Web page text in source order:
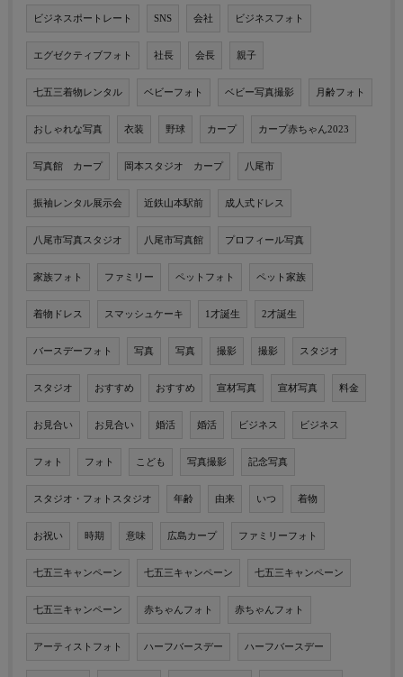
ビジネスポートレート SNS 会社 ビジネスフォト
エグゼクティブフォト 社長 会長 親子
七五三着物レンタル ベビーフォト ベビー写真撮影 月齢フォト
おしゃれな写真 衣装 野球 カープ カープ赤ちゃん2023
写真館 カープ 岡本スタジオ カープ 八尾市
振袖レンタル展示会 近鉄山本駅前 成人式ドレス
八尾市写真スタジオ 八尾市写真館 プロフィール写真
家族フォト ファミリー ペットフォト ペット家族
着物ドレス スマッシュケーキ 1才誕生 2才誕生
バースデーフォト 写真 写真 撮影 撮影 スタジオ
スタジオ おすすめ おすすめ 宣材写真 宣材写真 料金
お見合い お見合い 婚活 婚活 ビジネス ビジネス
フォト フォト こども 写真撮影 記念写真
スタジオ・フォトスタジオ 年齢 由来 いつ 着物
お祝い 時期 意味 広島カープ ファミリーフォト
七五三キャンペーン 七五三キャンペーン 七五三キャンペーン
七五三キャンペーン 赤ちゃんフォト 赤ちゃんフォト
アーティストフォト ハーフバースデー ハーフバースデー